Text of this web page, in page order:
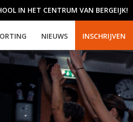
IN HET CENTRUM VAN BERGEIJK!
NIEUWS INSCHRIJVEN